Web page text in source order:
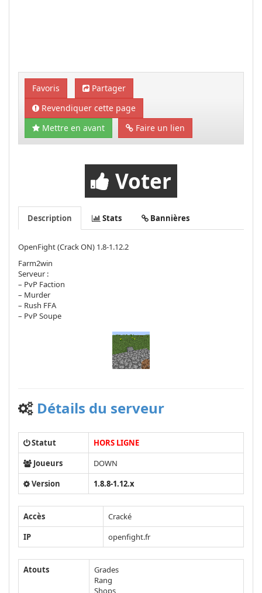
Favoris
Partager
Revendiquer cette page
Mettre en avant
Faire un lien
Voter
Description Stats Bannières
OpenFight (Crack ON) 1.8-1.12.2
Farm2win
Serveur :
– PvP Faction
– Murder
– Rush FFA
– PvP Soupe
Détails du serveur
Statut
HORS LIGNE
Joueurs
DOWN
Version
1.8.8-1.12.x
Accès
Cracké
IP
openfight.fr
Atouts
Grades
Rang
Shops